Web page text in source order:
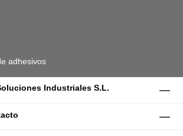
adhesivos
Industriales S.L.